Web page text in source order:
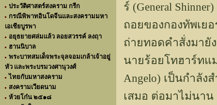
ประวัติศาสตร์สงคราม กรีก
กรณีพิพาทอินโดจีนและสงครามมหา
เอเชียบูรพา
อยุธยายศล่มแล้ว ลอยสวรรค์ ลงฤา
ฮานนิบาล
พระบาทสมเด็จพระจุลจอมเกล้าเจ้าอยู่
หัว และพระบรมวงศานุวงศ์
ไทยกับมหาสงคราม
สงครามเวียดนาม
ห้วยโก๋น ๒๕๑๘
ร์ (General
ถอยของกองทัพเย
ถ่ายทอดคำสั่งมายั
นายร้อยโทฮาร์ทแม
Angelo) เป็นกำลั
เสมอ ต่อมาไม่นา